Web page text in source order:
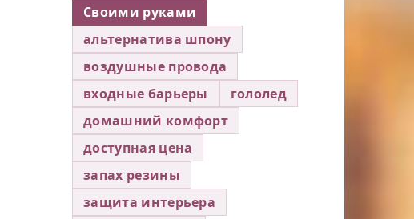
Своими руками
альтернатива шпону
воздушные провода
входные барьеры
гололед
домашний комфорт
доступная цена
запах резины
защита интерьера